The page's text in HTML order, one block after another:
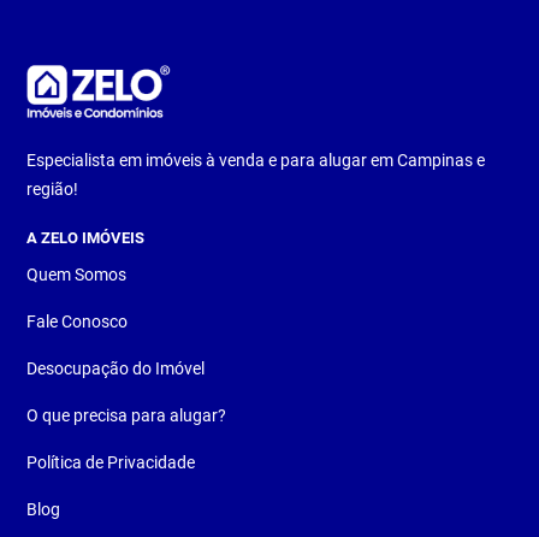
Especialista em imóveis à venda e para alugar em Campinas e
região!
A ZELO IMÓVEIS
Quem Somos
Fale Conosco
Desocupação do Imóvel
O que precisa para alugar?
Política de Privacidade
Blog